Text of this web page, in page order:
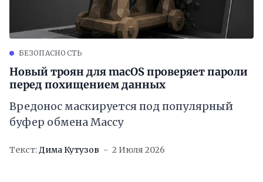
БЕЗОПАСНОСТЬ
Новый троян для macOS проверяет пароли
перед похищением данных
Вредонос маскируется под популярный
буфер обмена Maccy
Текст:Дима Кутузов 2 Июля 2026